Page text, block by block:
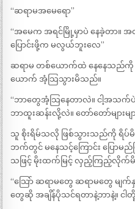
“ဆရာမအမေရော”
“အမေက အရင်မြို့မှာပဲ နေခဲ့တာ
ပြောင်းဖို့က မလွယ်ဘူးလေ”
ဆရာမ တစ်ယောက်ထဲ နေနေသည်ကို
ယောက် အံ့သြသွားမိသည်။
“ဘာတွေအံ့သြနေတာလဲ။ ငါ့အသက်ပဲ
ဘာထူးဆန်းလို့လဲ။ တော်တော်များမျ
သူ စိုးရိမ်သလို ဖြစ်သွားသည်ကို ရိပ်မိ
ဘက်တွင် မနေသင့်ကြောင်း ပြောမ
သဖြင့် မိုးထက်မြင့် လှည့်ကြည့်လိုက်
“သြော် ဆရာမတွေ ဆရာမတွေ မျ
တွေဆို အချိန်ပိုသင်ရတာနဲ့ဘာနဲ့။ င